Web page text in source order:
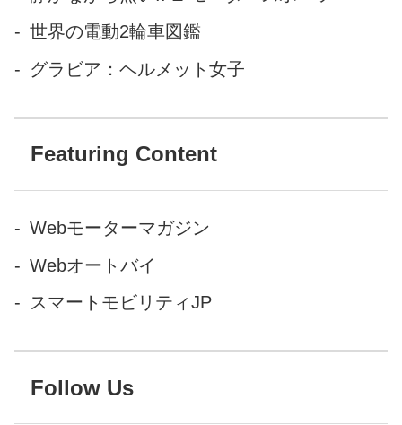
世界の電動2輪車図鑑
グラビア：ヘルメット女子
Featuring Content
Webモーターマガジン
Webオートバイ
スマートモビリティJP
Follow Us